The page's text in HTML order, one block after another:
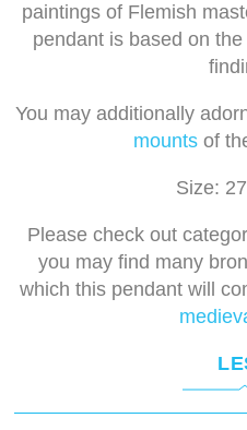
paintings of Flemish
pendant is based on
You may additionally
mountsof
Size:
Please check out
you may find many
which this pendant will